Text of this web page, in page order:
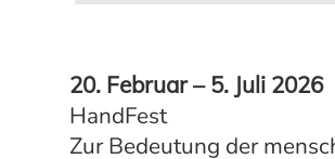
20. Februar – 5. Juli 2026
HandFest
Zur Bedeutung der